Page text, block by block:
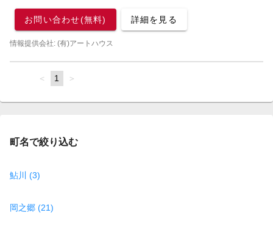
お問い合わせ(無料) 詳細を見る
情報提供会社: (有)アートハウス
page
You're
page
1 page
町名で絞り込む
鮎川 (3)
岡之郷 (21)